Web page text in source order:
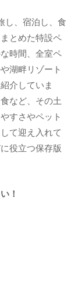
し、宿泊し、食
とめた特設ペ
時間、全室ペ
湖畔リゾート
介していま
など、その土
すさやペット
て迎え入れて
役立つ保存版
！